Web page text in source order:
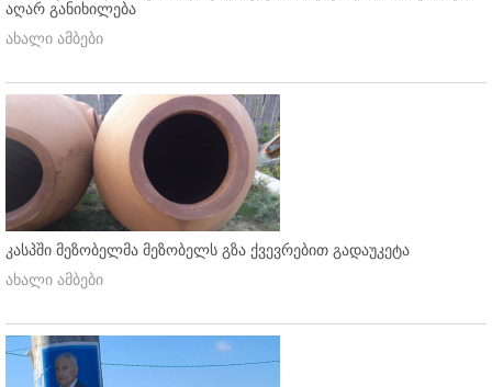
აღარ განიხილება
ახალი ამბები
კასპში მეზობელმა მეზობელს გზა ქვევრებით გადაუკეტა
ახალი ამბები